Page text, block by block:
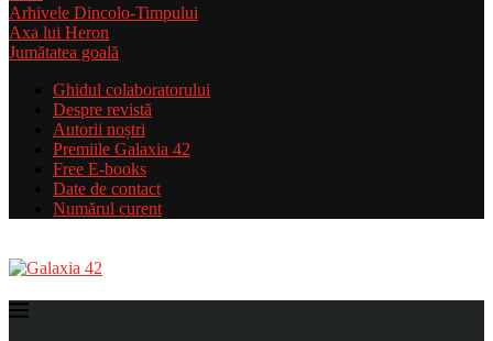
Arhivele Dincolo-Timpului
Axa lui Heron
Jumătatea goală
Ghidul colaboratorului
Despre revistă
Autorii noștri
Premiile Galaxia 42
Free E-books
Date de contact
Numărul curent